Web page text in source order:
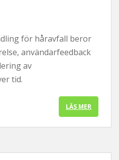
för håravfall beror
användarfeedback
av
tid.
LÄS MER